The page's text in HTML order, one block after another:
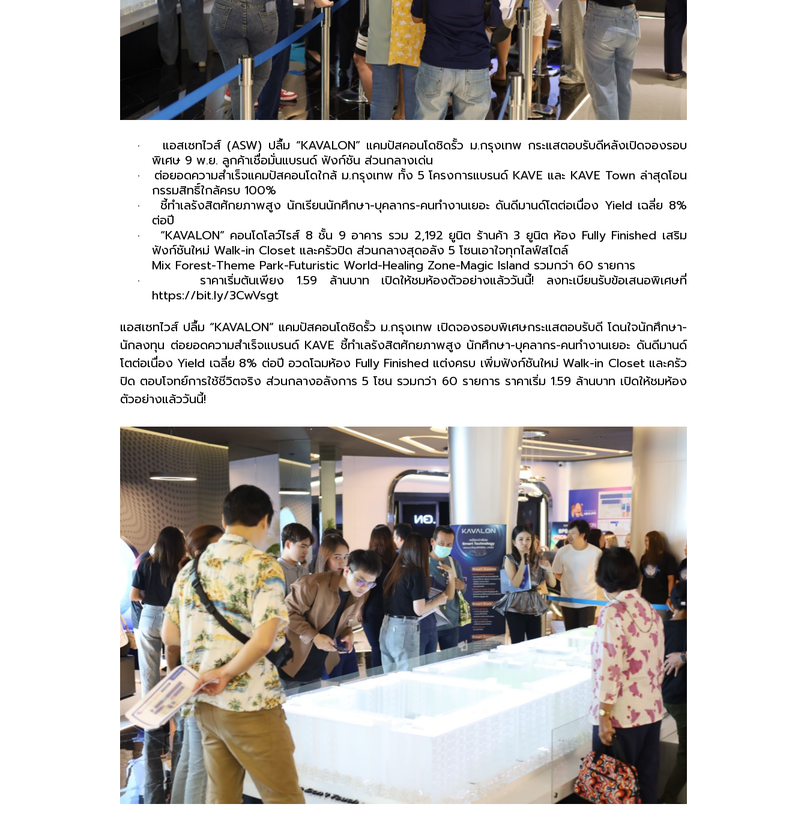
· แอสเซทไวส์ (ASW) ปลื้ม “KAVALON” แคมปัสคอนโดชิดรั้ว ม.กรุงเทพ กระแสตอบรับดีหลังเปิดจองรอบ
พิเศษ 9พ.ย. ลูกค้าเชื่อมั่นแบรนด์ ฟังก์ชัน ส่วนกลางเด่น
·
ต่อยอดความสำเร็จแคมปัสคอนโดใกล้ ม.กรุงเทพ ทั้ง 5โครงการแบรนด์ KAVE และ KAVE Town ล่าสุดโอน
กรรมสิทธิ์ใกล้ครบ 100%
·
ชี้ทำเลรังสิตศักยภาพสูง นักเรียนนักศึกษา-บุคลากร-คนทำงานเยอะ ดันดีมานด์โตต่อเนื่อง Yield เฉลี่ย 8%
ต่อปี
·
“KAVALON” คอนโดโลว์ไรส์ 8 ชั้น 9 อาคาร รวม 2,192 ยูนิต ร้านค้า 3 ยูนิต ห้อง Fully Finished เสริม
ฟังก์ชันใหม่ Walk-in Closet และครัวปิด ส่วนกลางสุดอลัง5โซนเอาใจทุกไลฟ์สไตล์
Mix Forest-Theme Park-Futuristic World-Healing Zone-Magic Island รวมกว่า 60 รายการ
·
ราคาเริ่มต้นเพียง 1.59 ล้านบาท เปิดให้ชมห้องตัวอย่างแล้ววันนี้! ลงทะเบียนรับข้อเสนอพิเศษที่
https://bit.ly/3CwVsgt
แอสเซทไวส์ ปลื้ม “KAVALON” แคมปัสคอนโดชิดรั้ว ม.กรุงเทพ เปิดจองรอบพิเศษกระแสตอบรับดี โดนใจนักศึกษา-
นักลงทุน ต่อยอดความสำเร็จแบรนด์ KAVE ชี้ทำเลรังสิตศักยภาพสูง นักศึกษา-บุคลากร-คนทำงานเยอะ ดันดีมานด์
โตต่อเนื่อง Yield เฉลี่ย 8% ต่อปี อวดโฉมห้อง Fully Finished แต่งครบ เพิ่มฟังก์ชันใหม่ Walk-in Closet และครัว
ปิด ตอบโจทย์การใช้ชีวิตจริง ส่วนกลางอลังการ5โซน รวมกว่า 60 รายการ ราคาเริ่ม 1.59 ล้านบาท เปิดให้ชมห้อง
ตัวอย่างแล้ววันนี้!